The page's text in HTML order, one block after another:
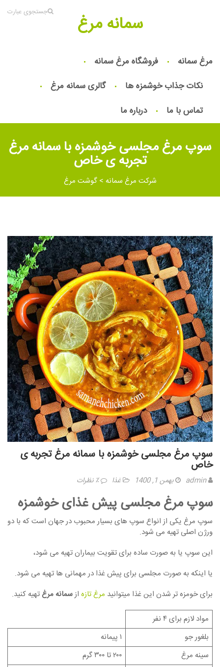
جستجوی عبارت سمانه مرغ
مرغ سمانه
فروشگاه مرغ سمانه
نکات جذاب خوشمزه ها
گالری سمانه مرغ
تماس با ما
درباره ما
سوپ مرغ مجلسی خوشمزه با سمانه مرغ
تجربه ی خاص
شرکت مرغ سمانه >گوشت مرغ
سوپ مرغ مجلسی خوشمزه با سمانه مرغ تجربه ی
خاص
admin بهمن 1, 1400 غذا ٪ نظرات
سوپ مرغ مجلسی پیش غذای خوشمزه
سوپ مرغ یکی از انواع سوپ های بسیار محبوب در جهان است که با دو
ورژن اصلی تهیه می شود.
این سوپ یا به صورت ساده برای تقویت بیماران تهیه می شود،
یا اینکه به صورت مجلسی برای پیش غذا در مهمانی ها تهیه می شود.
برای خومزه تر شدن این غذا میتوانید مرغ تازه ازسمانه مرغتهیه کنید.
مواد لازم برای ۴ نفر
بلغور جو
۱ پیمانه
سینه مرغ
۲۰۰ تا ۳۰۰ گرم